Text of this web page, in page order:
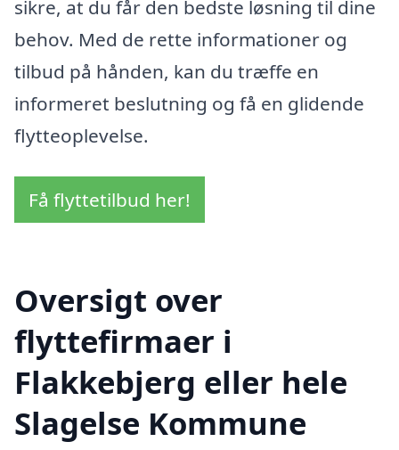
sikre, at du får den bedste løsning til dine
behov. Med de rette informationer og
tilbud på hånden, kan du træffe en
informeret beslutning og få en glidende
flytteoplevelse.
Få flyttetilbud her!
Oversigt over
flyttefirmaer i
Flakkebjerg eller hele
Slagelse Kommune